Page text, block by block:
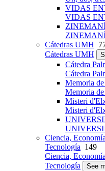
VIDAS
VIDAS
Cátedras UMH
Cátedras UMH
Cátedra
Cátedra
Memoria
Memoria
Misteri
Misteri
Ciencia,
Tecnología 149
Ciencia,
Tecnología
See